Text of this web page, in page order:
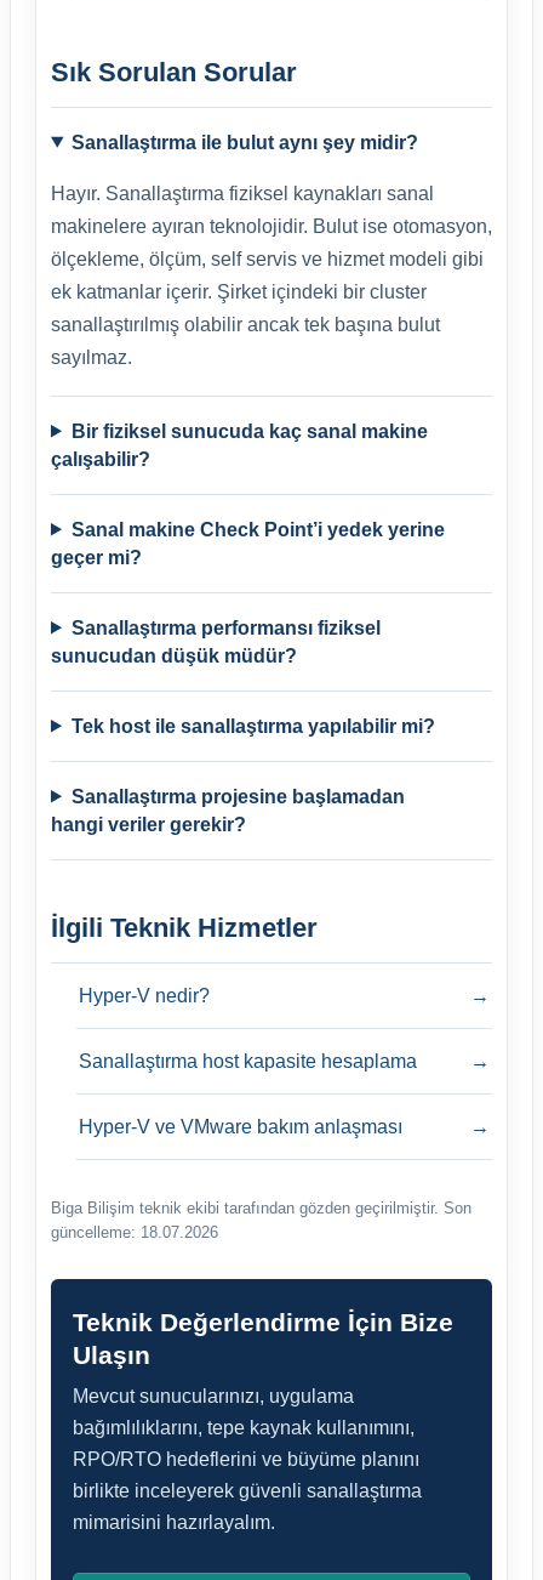
Sık Sorulan Sorular
Sanallaştırma ile bulut aynı şey midir?
Hayır. Sanallaştırma fiziksel kaynakları sanal
makinelere ayıran teknolojidir. Bulut ise otomasyon,
ölçekleme, ölçüm, self servis ve hizmet modeli gibi
ek katmanlar içerir. Şirket içindeki bir cluster
sanallaştırılmış olabilir ancak tek başına bulut
sayılmaz.
Bir fiziksel sunucuda kaç sanal makine
çalışabilir?
Sanal makine Check Point’i yedek yerine
geçer mi?
Sanallaştırma performansı fiziksel
sunucudan düşük müdür?
Tek host ile sanallaştırma yapılabilir mi?
Sanallaştırma projesine başlamadan
hangi veriler gerekir?
İlgili Teknik Hizmetler
Hyper-V nedir? →
Sanallaştırma host kapasite hesaplama →
Hyper-V ve VMware bakım anlaşması →
Biga Bilişim teknik ekibi tarafından gözden geçirilmiştir. Son
güncelleme: 18.07.2026
Teknik Değerlendirme İçin Bize
Ulaşın
Mevcut sunucularınızı, uygulama
bağımlılıklarını, tepe kaynak kullanımını,
RPO/RTO hedeflerini ve büyüme planını
birlikte inceleyerek güvenli sanallaştırma
mimarisini hazırlayalım.